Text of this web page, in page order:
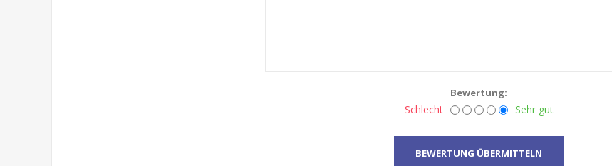
Bewertung:
Schlecht Sehr gut